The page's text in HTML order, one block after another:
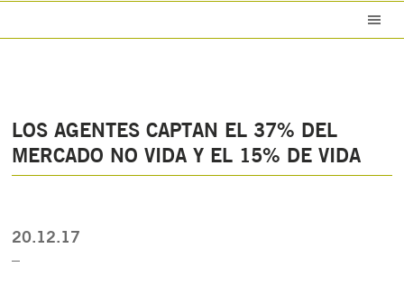
LOS AGENTES CAPTAN EL 37% DEL
MERCADO NO VIDA Y EL 15% DE VIDA
20.12.17